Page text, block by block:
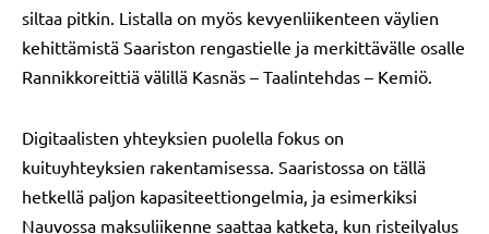
siltaa pitkin. Listalla on myös kevyenliikenteen väylien
kehittämistä Saariston rengastielle ja merkittävälle osalle
Rannikkoreittiä välillä Kasnäs – Taalintehdas – Kemiö.
Digitaalisten yhteyksien puolella fokus on
kuituyhteyksien rakentamisessa. Saaristossa on tällä
hetkellä paljon kapasiteettiongelmia, ja esimerkiksi
Nauvossa maksuliikenne saattaa katketa, kun risteilyalus